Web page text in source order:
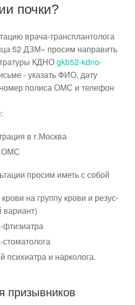
почки?
врача-трансплантолога
52 ДЗМ» просим направить
КДНОgkb52-kdno-
- указать ФИО, дату
полиса ОМС и телефон
в г.Москва
ОМС
просим иметь с собой
на группу крови и резус-
психиатра и нарколога.
призывников